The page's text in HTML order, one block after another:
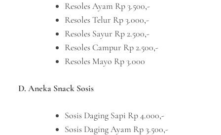
Resoles Ayam Rp 3.500,-
Resoles Telur Rp 3.000,-
Resoles Sayur Rp 2.500,-
Resoles Campur Rp 2.500,-
Resoles Mayo Rp 3.000
D. Aneka Snack Sosis
Sosis Daging Sapi Rp 4.000,-
Sosis Daging Ayam Rp 3.500,-